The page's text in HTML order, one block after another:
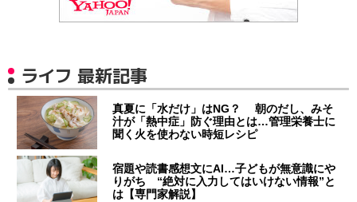
ライフ 最新記事
真夏に「水だけ」はNG？ 朝のだし、みそ
汁が「熱中症」防ぐ理由とは…管理栄養士に
聞く火を使わない時短レシピ
宿題や読書感想文にAI…子どもが無意識にや
りがち “絶対に入力してはいけない情報”と
は【専門家解説】